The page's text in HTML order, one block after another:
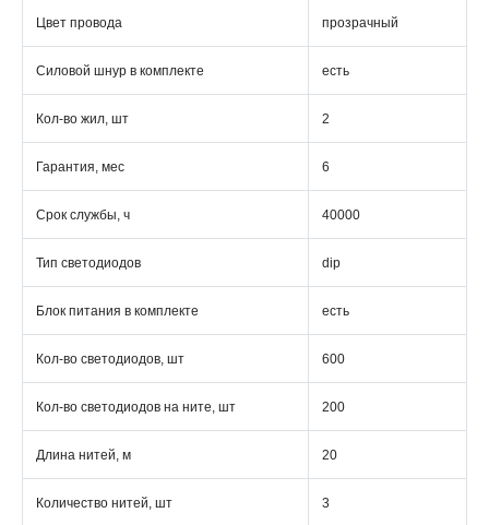
Цвет провода прозрачный
Силовой шнур в комплекте есть
Кол-во жил, шт 2
Гарантия, мес 6
Срок службы, ч 40000
Тип светодиодов dip
Блок питания в комплекте есть
Кол-во светодиодов, шт 600
Кол-во светодиодов на ните, шт 200
Длина нитей, м 20
Количество нитей, шт 3